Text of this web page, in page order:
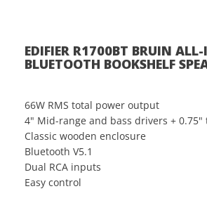
EDIFIER R1700BT BRUIN
BLUETOOTH BOOKSHELF
66W RMS total power output
4" Mid-range and bass drivers +
Classic wooden enclosure
Bluetooth V5.1
Dual RCA inputs
Easy control